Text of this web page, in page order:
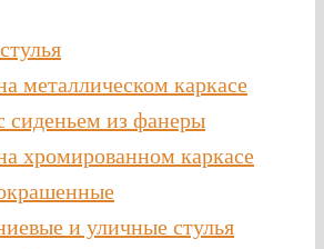
металлическом каркасе
сиденьем из фанеры
хромированном каркасе
и уличные стулья